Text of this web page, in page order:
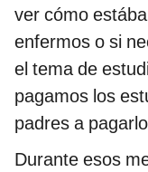
ver cómo
enfermos o si
el tema de
pagamos los
padres a
Durante esos